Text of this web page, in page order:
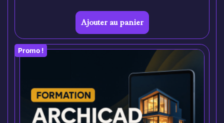
Ajouter au panier
Promo !